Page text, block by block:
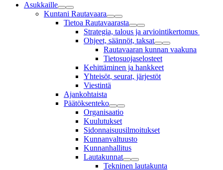
Asukkaille
Kuntani Rautavaara
Tietoa Rautavaarasta
Strategia, talous ja arviointikertomus
Ohjeet, säännöt, taksat
Rautavaaran kunnan vaakuna
Tietosuojaselosteet
Kehittäminen ja hankkeet
Yhteisöt, seurat, järjestöt
Viestintä
Ajankohtaista
Päätöksenteko
Organisaatio
Kuulutukset
Sidonnaisuusilmoitukset
Kunnanvaltuusto
Kunnanhallitus
Lautakunnat
Tekninen lautakunta